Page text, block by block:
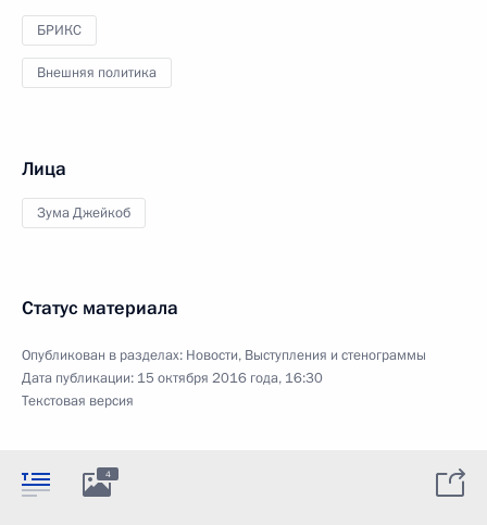
БРИКС
Внешняя политика
Лица
Зума Джейкоб
Статус материала
Опубликован в разделах: Новости, Выступления и стенограммы
Дата публикации: 15 октября 2016 года, 16:30
Текстовая версия
4